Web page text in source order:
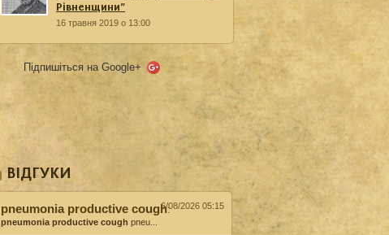
Рівненщини”
16 травня 2019 о 13:00
Підпишіться на Google+
ВІДГУКИ
pneumonia productive cough:
pneumonia productive cough pneu...
6/08/2026 05:15